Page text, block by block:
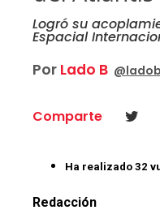
Logró su
Espacial
Por Lado B
Comparte
Ha realizado 32
Redacción